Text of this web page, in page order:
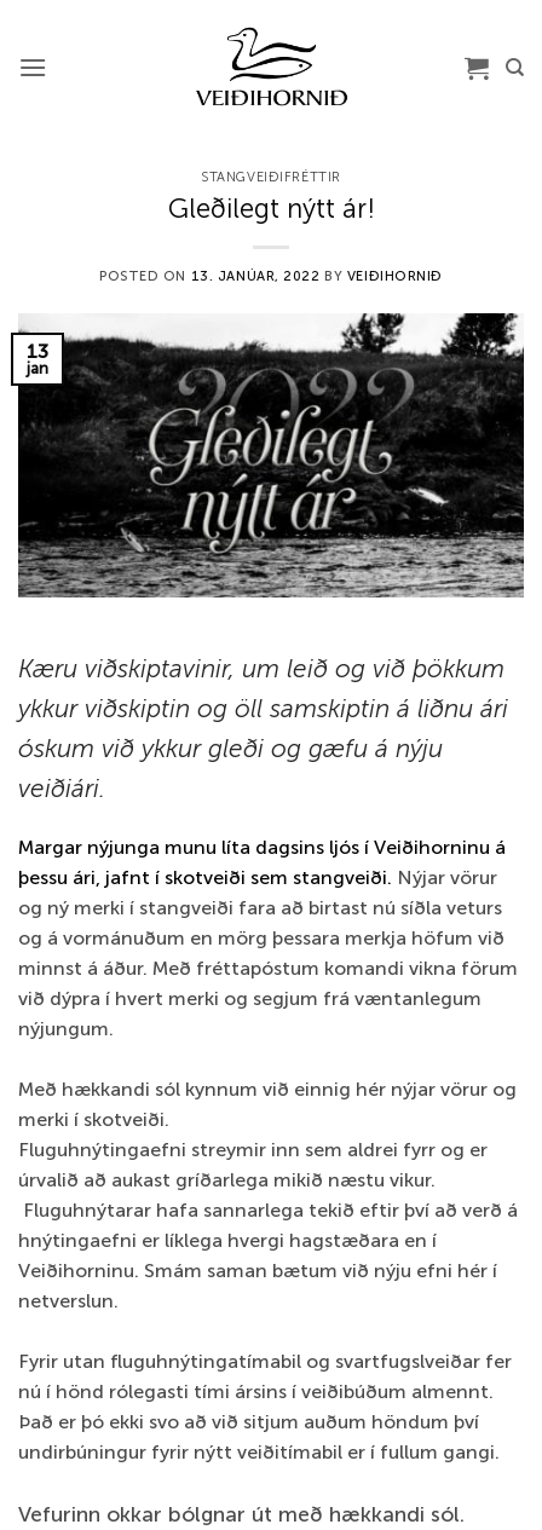
content
STANGVEIÐIFRÉTTIR
Gleðilegt nýtt ár!
POSTED ON 13. JANÚAR, 2022 BY VEIÐIHORNIÐ
13
jan
Kæru viðskiptavinir, um leið og við þökkum
ykkur viðskiptin og öll samskiptin á liðnu ári
óskum við ykkur gleði og gæfu á nýju
veiðiári.
Margar nýjunga munu líta dagsins ljós í Veiðihorninu á
þessu ári, jafnt í skotveiði sem stangveiði. Nýjar vörur
og ný merki í stangveiði fara að birtast nú síðla veturs
og á vormánuðum en mörg þessara merkja höfum við
minnst á áður. Með fréttapóstum komandi vikna förum
við dýpra í hvert merki og segjum frá væntanlegum
nýjungum.
Með hækkandi sól kynnum við einnig hér nýjar vörur og
merki í skotveiði.
Fluguhnýtingaefni streymir inn sem aldrei fyrr og er
úrvalið að aukast gríðarlega mikið næstu vikur.
Fluguhnýtarar hafa sannarlega tekið eftir því að verð á
hnýtingaefni er líklega hvergi hagstæðara en í
Veiðihorninu. Smám saman bætum við nýju efni hér í
netverslun.
Fyrir utan fluguhnýtingatímabil og svartfugslveiðar fer
nú í hönd rólegasti tími ársins í veiðibúðum almennt.
Það er þó ekki svo að við sitjum auðum höndum því
undirbúningur fyrir nýtt veiðitímabil er í fullum gangi.
Vefurinn okkar bólgnar út með hækkandi sól.